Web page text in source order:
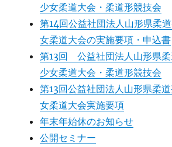
少女柔道大会・柔道形競技会
第14回公益社団法人山形県柔
女柔道大会の実施要項・申込書
第13回 公益社団法人山形県
少女柔道大会・柔道形競技会
第13回公益社団法人山形県柔
女柔道大会実施要項
年末年始休のお知らせ
公開セミナー